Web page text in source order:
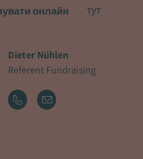
онлайн тут
Dieter Nühlen
Referent Fundraising